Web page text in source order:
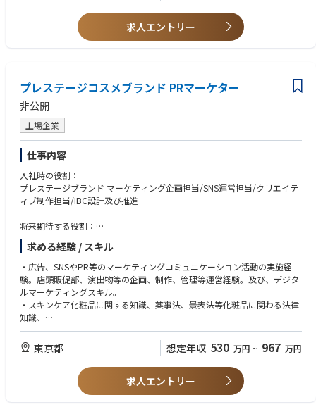
【Report to】CEO
· Strong knowledge of Japanese Accounting Standards and Taxation
· Proficient in MS Office software (Excel/Word/Outlook)
· Bank transfer (especially online payment)
求人エントリー
プレステージコスメブランド PRマーケター
非公開
上場企業
仕事内容
入社時の役割：
プレステージブランド マーケティング企画担当/SNS運営担当/クリエイテ
ィブ制作担当/IBC設計及び推進
将来期待する役割：
ブランド内の業務を幅広く経験したのち、マネジメント人材に育成。
求める経験 / スキル
・広告、SNSやPR等のマーケティングコミュニケーション活動の実施経
験。店頭販促部、演出物等の企画、制作、管理等運営経験。及び、デジタ
ルマーケティングスキル。
・スキンケア化粧品に関する知識、薬事法、景表法等化粧品に関わる法律
知識、
・化粧品検定、WEB解析士
東京都 想定年収 530 万円 ~ 967 万円
求人エントリー